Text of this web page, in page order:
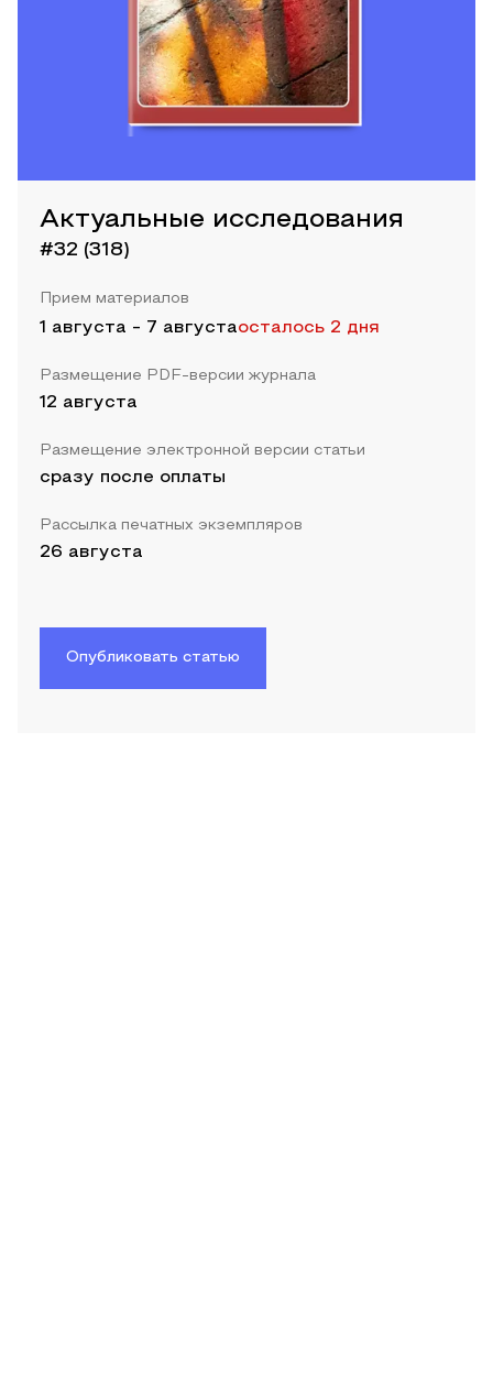
Актуальные исследования
#32 (318)
Прием материалов
1 августа - 7 августаосталось 2 дня
Размещение PDF-версии журнала
12 августа
Размещение электронной версии статьи
сразу после оплаты
Рассылка печатных экземпляров
26 августа
Опубликовать статью